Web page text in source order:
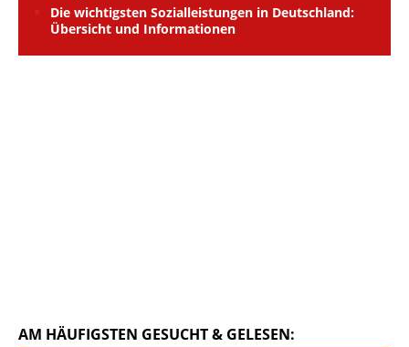
Die wichtigsten Sozialleistungen in Deutschland:
Übersicht und Informationen
AM HÄUFIGSTEN GESUCHT & GELESEN: